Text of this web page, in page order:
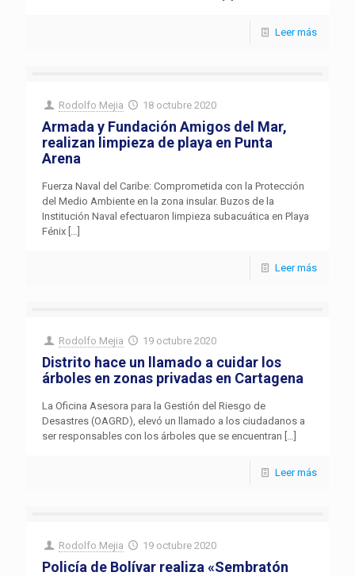
Leer más
Rodolfo Mejia 18 octubre 2020
Armada y Fundación Amigos del Mar,
realizan limpieza de playa en Punta
Arena
Fuerza Naval del Caribe: Comprometida con la Protección
del Medio Ambiente en la zona insular. Buzos de la
Institución Naval efectuaron limpieza subacuática en Playa
Fénix […]
Leer más
Rodolfo Mejia 19 octubre 2020
Distrito hace un llamado a cuidar los
árboles en zonas privadas en Cartagena
La Oficina Asesora para la Gestión del Riesgo de
Desastres (OAGRD), elevó un llamado a los ciudadanos a
ser responsables con los árboles que se encuentran […]
Leer más
Rodolfo Mejia 19 octubre 2020
Policía de Bolívar realiza «Sembratón